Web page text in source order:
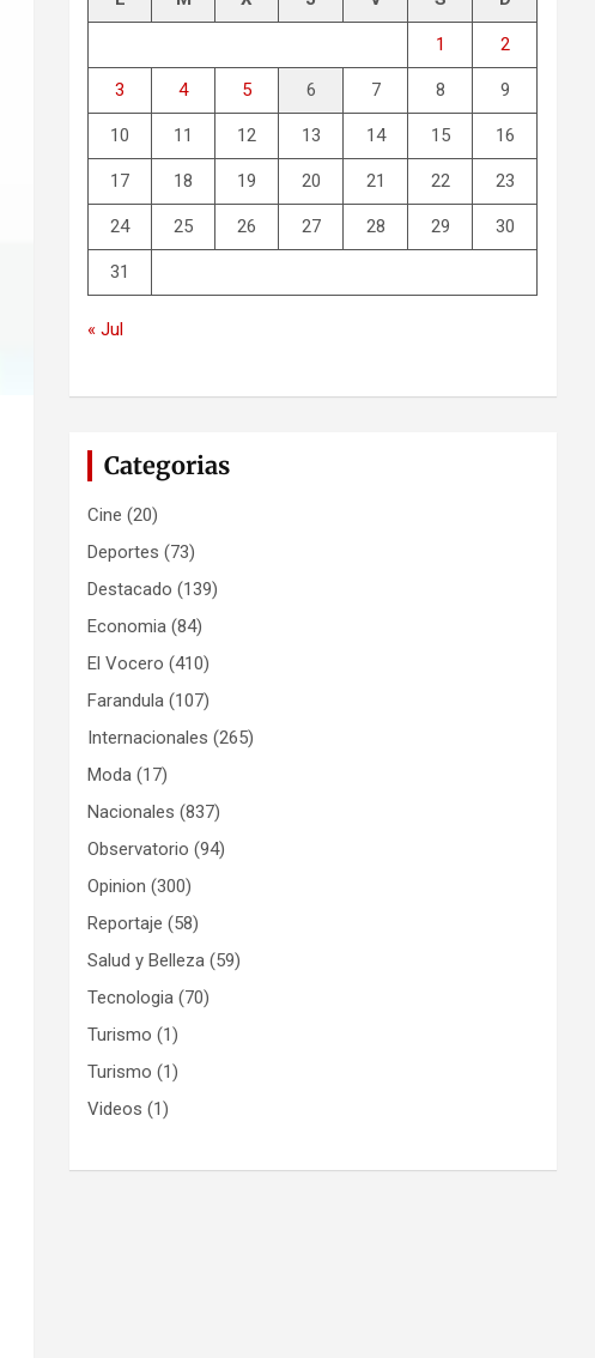
1 2
3 4 5 6 7 8 9
10 11 12 13 14 15 16
17 18 19 20 21 22 23
24 25 26 27 28 29 30
31
« Jul
Categorias
Cine (20)
Deportes (73)
Destacado (139)
Economia (84)
El Vocero (410)
Farandula (107)
Internacionales (265)
Moda (17)
Nacionales (837)
Observatorio (94)
Opinion (300)
Reportaje (58)
Salud y Belleza (59)
Tecnologia (70)
Turismo (1)
Turismo (1)
Videos (1)